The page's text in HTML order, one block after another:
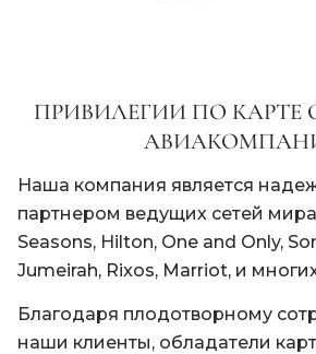
ПРИВИЛЕГИИ ПО КАРТЕ
Наша компания является
партнером ведущих сетей
Seasons, Hilton, One and Only,
Jumeirah, Rixos, Marriot, и
Благодаря плодотворному
наши клиенты, обладатели